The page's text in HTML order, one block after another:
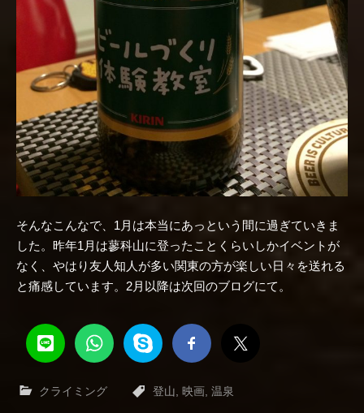
そんなこんなで、1月は本当にあっという間に過ぎていきま
した。昨年1月は蓼科山に登ったことくらいしかイベントが
なく、やはり友人知人が多い関東の方が楽しい日々を送れる
と痛感しています。2月以降は次回のブログにて。
クライミング 登山 映画 温泉